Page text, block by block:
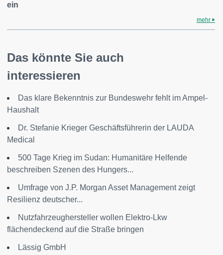
ein
mehr
Das könnte Sie auch
interessieren
Das klare Bekenntnis zur Bundeswehr fehlt im Ampel-
Haushalt
Dr. Stefanie Krieger Geschäftsführerin der LAUDA
Medical
500 Tage Krieg im Sudan: Humanitäre Helfende
beschreiben Szenen des Hungers...
Umfrage von J.P. Morgan Asset Management zeigt
Resilienz deutscher...
Nutzfahrzeughersteller wollen Elektro-Lkw
flächendeckend auf die Straße bringen
Lässig GmbH